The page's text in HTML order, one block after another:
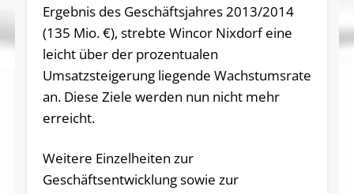
Ergebnis des Geschäftsjahres 2013/2014
(135 Mio. €), strebte Wincor Nixdorf eine
leicht über der prozentualen
Umsatzsteigerung liegende Wachstumsrate
an. Diese Ziele werden nun nicht mehr
erreicht.
Weitere Einzelheiten zur
Geschäftsentwicklung sowie zur